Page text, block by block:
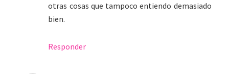
otras cosas que tampoco entiendo demasiado
bien.
Responder